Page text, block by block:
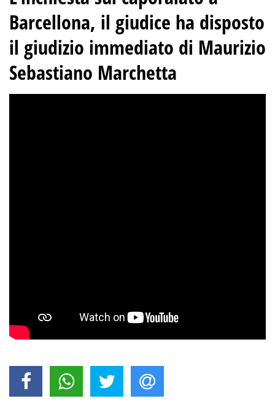
Barcellona, il giudice ha disposto
il giudizio immediato di Maurizio
Sebastiano Marchetta